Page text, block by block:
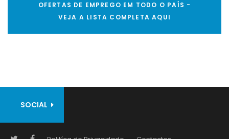
OFERTAS DE EMPREGO EM TODO O PAÍS -
VEJA A LISTA COMPLETA AQUI
SOCIAL